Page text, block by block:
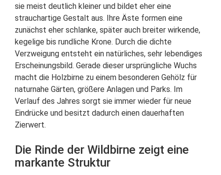
sie meist deutlich kleiner und bildet eher eine
strauchartige Gestalt aus. Ihre Äste formen eine
zunächst eher schlanke, später auch breiter wirkende,
kegelige bis rundliche Krone. Durch die dichte
Verzweigung entsteht ein natürliches, sehr lebendiges
Erscheinungsbild. Gerade dieser ursprüngliche Wuchs
macht die Holzbirne zu einem besonderen Gehölz für
naturnahe Gärten, größere Anlagen und Parks. Im
Verlauf des Jahres sorgt sie immer wieder für neue
Eindrücke und besitzt dadurch einen dauerhaften
Zierwert.
Die Rinde der Wildbirne zeigt eine
markante Struktur